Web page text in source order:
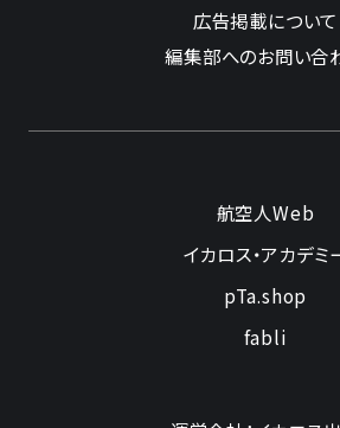
広告掲載について
編集部へのお問い合
航空人Web
イカロス・アカデミ
pTa.shop
fabli